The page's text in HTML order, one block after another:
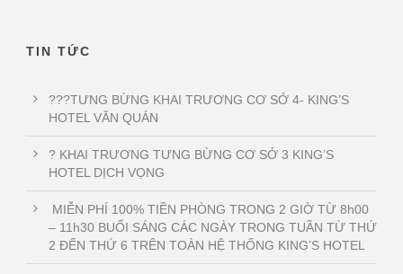
TIN TỨC
???TƯNG BỪNG KHAI TRƯƠNG CƠ SỞ 4- KING’S
HOTEL VĂN QUÁN
? KHAI TRƯƠNG TƯNG BỪNG CƠ SỞ 3 KING’S
HOTEL DỊCH VỌNG
MIỄN PHÍ 100% TIỀN PHÒNG TRONG 2 GIỜ TỪ 8h00
– 11h30 BUỔI SÁNG CÁC NGÀY TRONG TUẦN TỪ THỨ
2 ĐẾN THỨ 6 TRÊN TOÀN HỆ THỐNG KING’S HOTEL